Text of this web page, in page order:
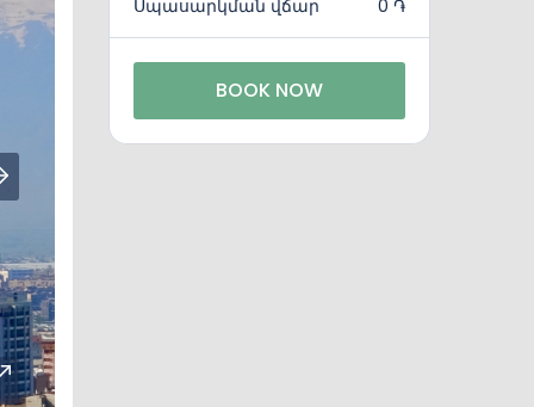
Սպասարկման վճար 0 ֏
BOOK NOW